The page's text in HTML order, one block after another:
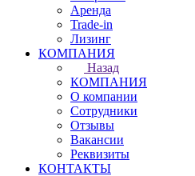
Аренда
Trade-in
Лизинг
КОМПАНИЯ
Назад
КОМПАНИЯ
О компании
Сотрудники
Отзывы
Вакансии
Реквизиты
КОНТАКТЫ